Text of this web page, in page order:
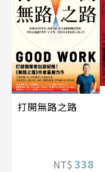
打開無路之路
NT$ 338